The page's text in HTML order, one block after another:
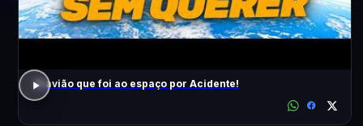
O avião que foi ao espaço por Acidente!